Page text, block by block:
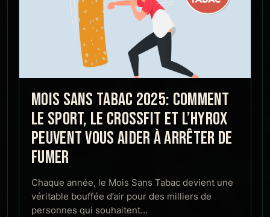
MOIS SANS TABAC 2025: COMMENT
LE SPORT, LE CROSSFIT ET L’HYROX
PEUVENT VOUS AIDER À ARRÊTER DE
FUMER
Chaque année, le Mois Sans Tabac devient une
véritable bouffée d’air pour des milliers de
personnes qui souhaitent…